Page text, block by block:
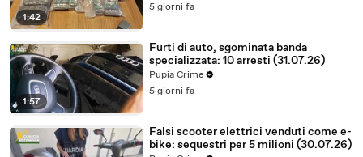
1:42
5 giorni fa
1:57
Furti di auto, sgominata banda
specializzata: 10 arresti (31.07.26)
Pupia Crime
5 giorni fa
Falsi scooter elettrici venduti come e-
bike: sequestri per 5 milioni (30.07.26)